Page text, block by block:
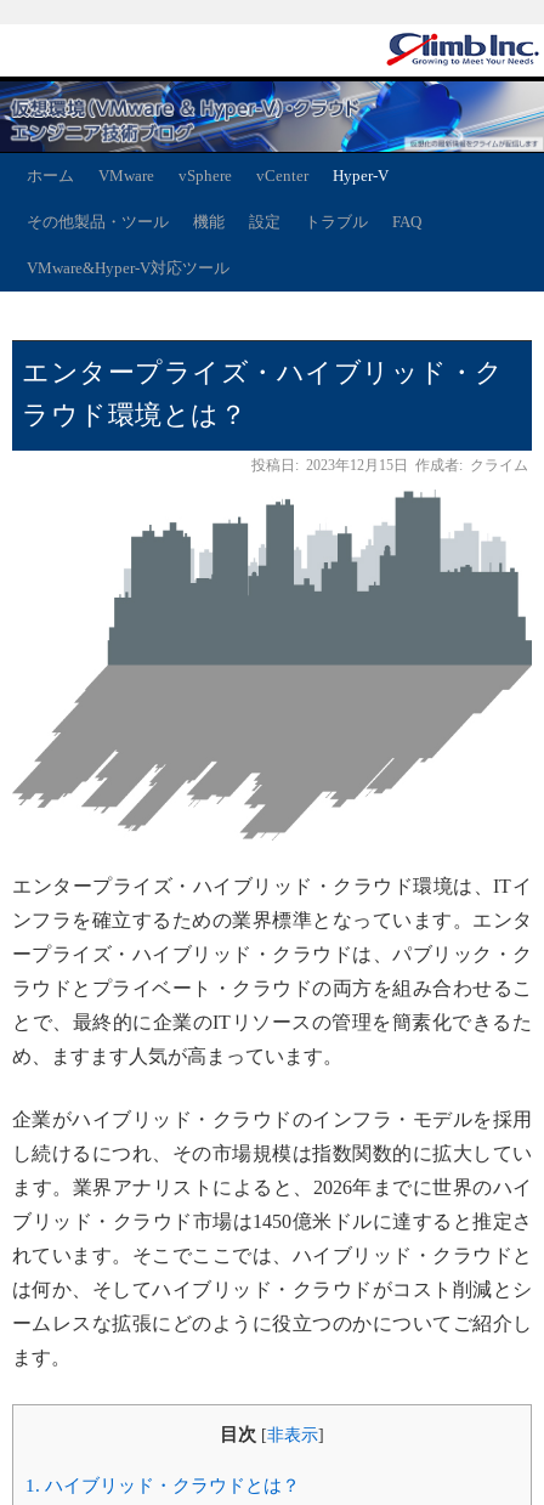
ホーム VMware vSphere vCenter Hyper-V
その他製品・ツール 機能 設定 トラブル FAQ
VMware&Hyper-V対応ツール
エンタープライズ・ハイブリッド・ク
ラウド環境とは？
投稿日: 2023年12月15日 作成者: クライム
エンタープライズ・ハイブリッド・クラウド環境は、ITイ
ンフラを確立するための業界標準となっています。エンタ
ープライズ・ハイブリッド・クラウドは、パブリック・ク
ラウドとプライベート・クラウドの両方を組み合わせるこ
とで、最終的に企業のITリソースの管理を簡素化できるた
め、ますます人気が高まっています。
企業がハイブリッド・クラウドのインフラ・モデルを採用
し続けるにつれ、その市場規模は指数関数的に拡大してい
ます。業界アナリストによると、2026年までに世界のハイ
ブリッド・クラウド市場は1450億米ドルに達すると推定さ
れています。そこでここでは、ハイブリッド・クラウドと
は何か、そしてハイブリッド・クラウドがコスト削減とシ
ームレスな拡張にどのように役立つのかについてご紹介し
ます。
目次 [非表示]
1. ハイブリッド・クラウドとは？